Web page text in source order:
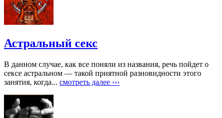
Астральный секс
В данном случае, как все поняли из названия, речь пойдет о
сексе астральном — такой приятной разновидности этого
занятия, когда... смотреть далее ›››